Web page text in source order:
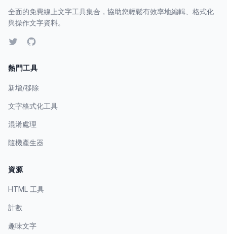
全面的免費線上文字工具集合，協助您輕鬆有效率地編輯、格式化
與操作文字資料。
熱門工具
新增/移除
文字格式化工具
混淆處理
隨機產生器
資源
HTML 工具
計數
趣味文字